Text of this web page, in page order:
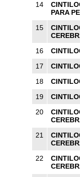
14
PARA
15
16
17
18
19
20
21
22